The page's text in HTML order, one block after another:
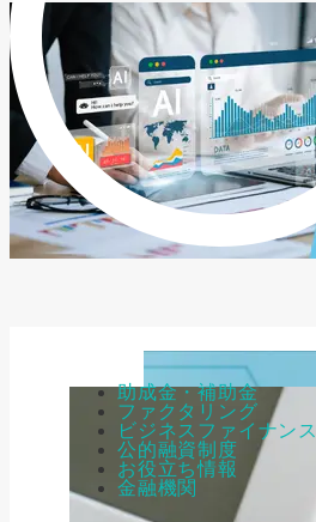
助成金・補助金
ファクタリング
ビジネスファイナンス
公的融資制度
お役立ち情報
金融機関